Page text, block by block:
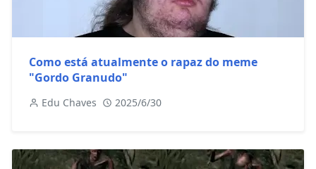
Como está atualmente o rapaz do meme
"Gordo Granudo"
Edu Chaves 2025/6/30